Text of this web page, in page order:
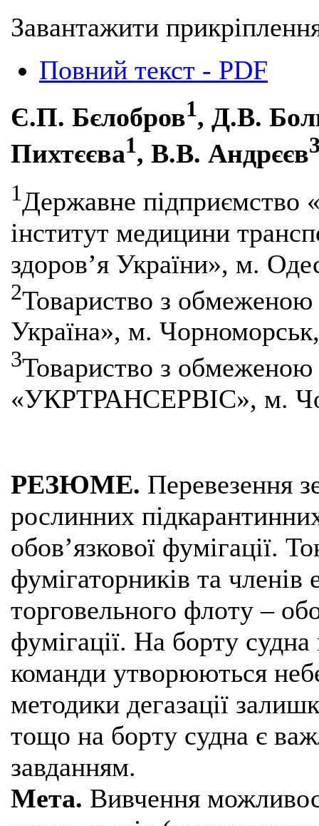
Завантажити
Повний текст - PDF
Є.П. Бєлобров1, Д.В.
Пихтєєва1, В.В. Андрєєв
1Державне підприємство
інститут медицини
здоров’я України», м.
2Товариство з обмеженою
Україна», м.
3Товариство з обмеженою
«УКРТРАНСЕРВІС», м.
РЕЗЮМЕ. Перевезення
рослинних
обов’язкової фумігації.
фумігаторників та членів
торговельного флоту –
фумігації. На борту
команди утворюються
методики дегазації
тощо на борту судна є
завданням.
Мета. Вивчення